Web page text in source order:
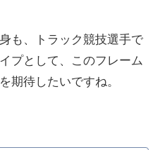
も、トラック競技選手で
プとして、このフレーム
期待したいですね。